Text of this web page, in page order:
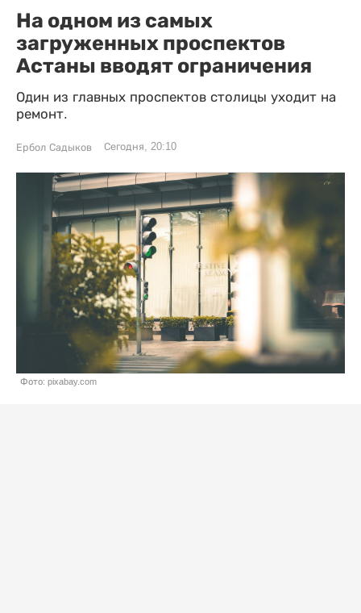
На одном из самых
загруженных проспектов
Астаны вводят ограничения
Один из главных проспектов столицы уходит на
ремонт.
Ербол Садыков Сегодня, 20:10
Фото: pixabay.com